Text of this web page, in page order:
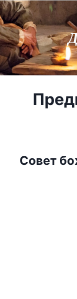
Перейти
к
содержимому
Совет